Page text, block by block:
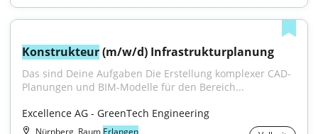
Konstrukteur (m/w/d) Infrastrukturplanung
Das sind Deine Aufgaben Die Erstellung komplexer CAD-
Planungen und BIM-Modelle für den Bereich...
Excellence AG - GreenTech Engineering
Nürnberg, Raum Erlangen